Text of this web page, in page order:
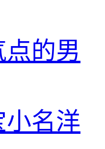
的男
名洋